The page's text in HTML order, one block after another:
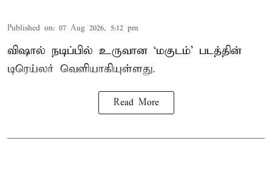
Published on: 07 Aug 2026, 5:12 pm
விஷால் நடிப்பில் உருவான ‘மகுடம்’ படத்தின்
டிரெய்லர் வெளியாகியுள்ளது.
Read More